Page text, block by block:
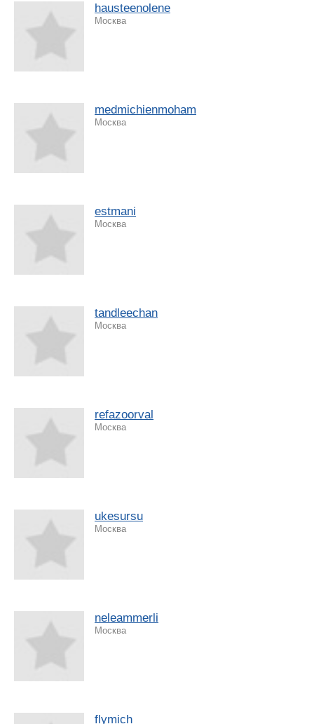
hausteenolene
Москва
medmichienmoham
Москва
estmani
Москва
tandleechan
Москва
refazoorval
Москва
ukesursu
Москва
neleammerli
Москва
flymich